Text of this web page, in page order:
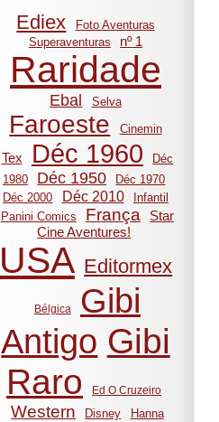
Ediex
Foto Aventuras
Superaventuras
nº 1
Raridade
Ebal Selva
Faroeste Cinemin
Tex Déc 1960
Déc
1980
Déc 1950
Déc 1970
Déc 2000
Déc 2010
Infantil
Panini Comics
França
Star
Cine Aventures!
USA Editormex
Bélgica
Gibi
Antigo Gibi
Raro
Ed O Cruzeiro
Western Disney
Hanna